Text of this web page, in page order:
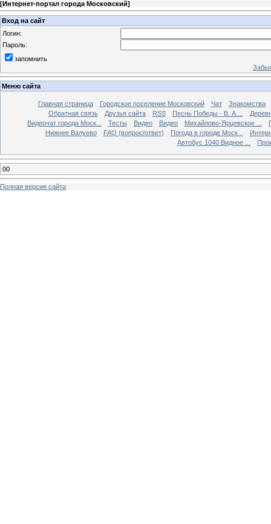
[Интернет-портал города Московский]
Вход на сайт
Логин:
Пароль:
запомнить
Меню сайта
Главная страница Городское поселение Московский Чат
Знакомства
Обратная связь
Друзья сайта RSS Песнь Победы - В. А....
Видеочат города Моск...
Тесты Видео Видео Михайлово-Ярцевское ...
Нижнее Валуево
FAQ (вопрос/ответ) Погода в городе Моск...
Автобус 1040 Видное ...
00
Полная версия сайта